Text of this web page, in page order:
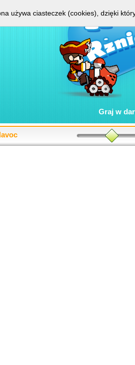
Graj w
używa ciasteczek (cookies), dzięki